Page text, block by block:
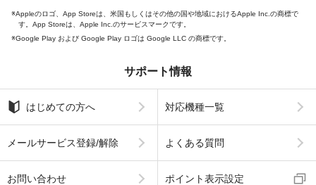
Appleのロゴ、App Storeは、米国もしくはその他の国や地域におけるApple Inc.の商標で
す。App Storeは、Apple Inc.のサービスマークです。
Google Play および Google Play ロゴは Google LLC の商標です。
サポート情報
はじめての方へ 対応機種一覧
メールサービス登録/解除 よくある質問
お問い合わせ ポイント表示設定